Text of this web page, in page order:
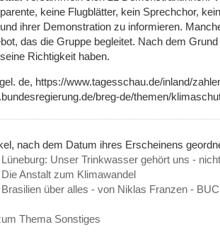
keine Flugblätter, kein Sprechchor,
ihrer Demonstration zu informieren.
das die Gruppe begleitet. Nach dem
Richtigkeit haben.
de, https://www.tagesschau.de/inland/
breg-de/themen/
nach dem Datum ihres Erscheinens
Lüneburg: Unser Trinkwasser gehört uns -
Die Anstalt zum Klimawandel
Brasilien über alles - von Niklas Franzen -
Thema Sonstiges